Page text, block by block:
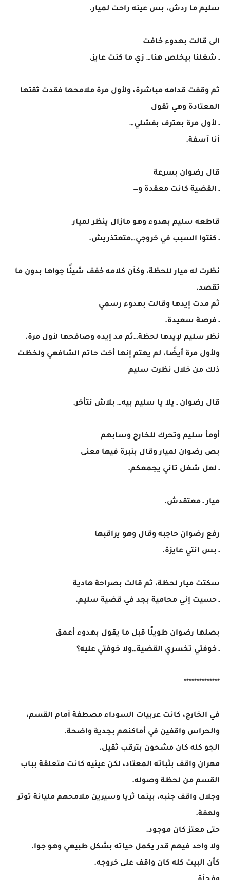
سليم ما ردش، بس عينه راحت لميار.
الى قالت بهدوء خافت
ـ شغلنا بيخلص هنا… زي ما كنت عايز.
ثم وقفت قدامه مباشرة، ولأول مرة ملامحها فقدت ثقتها
المعتادة وهي تقول
ـ لأول مرة بعترف بفشلي…
أنا آسفة.
قال رضوان بسرعة
ـ القضية كانت معقدة و—
قاطعه سليم بهدوء وهو مازال ينظر لميار
ـ كنتوا السبب في خروجي…متعتذريش.
نظرت له ميار للحظة، وكأن كلامه خفف شيئًا جواها بدون ما
تقصد.
ثم مدت إيدها وقالت بهدوء رسمي
ـ فرصة سعيدة.
نظر سليم لإيدها لحظة…ثم مد إيده وصافحها لأول مرة.
ولأول مرة أيضًا، لم يهتم إنها أخت حاتم الشافعي ولخظت
ذلك من خلال نظرت سليم
قال رضوان ـ يلا يا سليم بيه… بلاش نتأخر.
أومأ سليم وتحرك للخارج وسابهم
بص رضوان لميار وقال بنبرة فيها معنى
ـ لعل شغل تاني يجمعكم.
ميار ـ معتقدش.
رفع رضوان حاجبه وقال وهو يراقبها
ـ بس انتي عايزة.
سكتت ميار لحظة، ثم قالت بصراحة هادية
ـ حسيت إني محامية بجد في قضية سليم.
بصلها رضوان طويلًا قبل ما يقول بهدوء أعمق
ـ خوفتي تخسري القضية…ولا خوفتي عليه؟
**************
في الخارج، كانت عربيات السوداء مصطفة أمام القسم،
والحراس واقفين في أماكنهم بجدية واضحة.
الجو كله كان مشحون بترقب ثقيل.
مهران واقف بثباته المعتاد، لكن عينيه كانت متعلقة بباب
القسم من لحظة وصوله.
وجلال واقف جنبه، بينما ثريا وسيرين ملامحهم مليانة توتر
ولهفة.
حتى معتز كان موجود.
ولا واحد فيهم قدر يكمل حياته بشكل طبيعي وهو جوا.
كأن البيت كله كان واقف على خروجه.